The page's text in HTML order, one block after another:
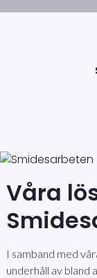
Våra
I samband med
underhåll av bland